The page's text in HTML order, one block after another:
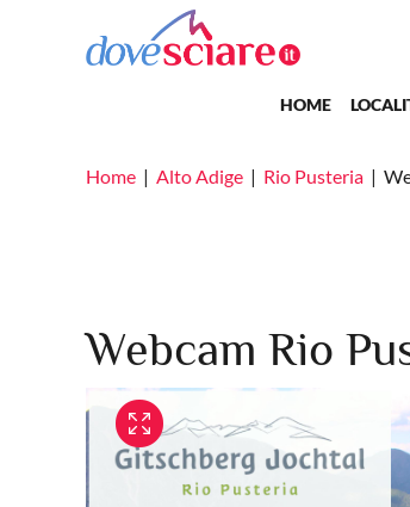
Salta al contenuto principale
Main
HOME
Home Alto Adige Rio Pusteria
Webcam Rio